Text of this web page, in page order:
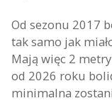
Od sezonu 2017
tak samo jak
Mają więc 2
od 2026 roku
minimalna